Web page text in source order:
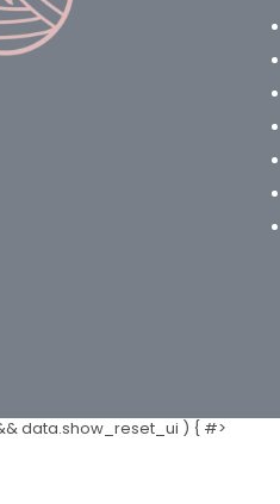
data.show_reset_ui ) { #>